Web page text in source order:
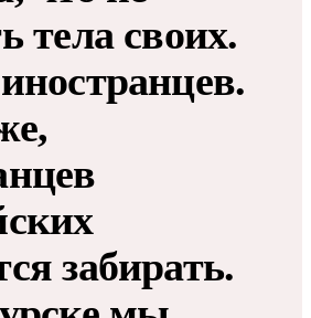
тела своих.
забирать.